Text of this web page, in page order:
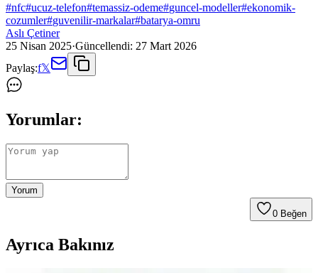
#nfc#ucuz-telefon#temassiz-odeme#guncel-modeller#ekonomik-
cozumler#guvenilir-markalar#batarya-omru
Aslı Çetiner
25 Nisan 2025·Güncellendi: 27 Mart 2026
Paylaş:f𝕏
Yorumlar:
Yorum
0 Beğen
Ayrıca Bakınız